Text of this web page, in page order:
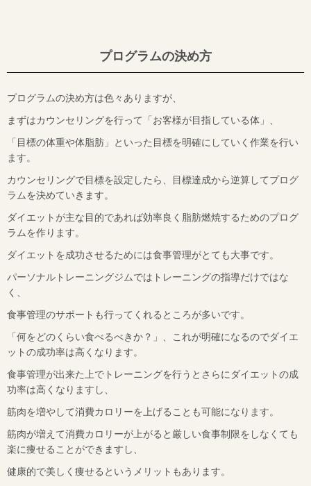
プログラムの決め方
プログラムの決め方は色々ありますが、
まずはカウンセリングを行って「お客様が目指している体」、
「目標の体重や体脂肪」といった目標を明確にしていく作業を行い
ます。
カウンセリングで目標を設定したら、目標達成から逆算してプログ
ラムを決めていきます。
ダイエットが主な目的であれば効率良く脂肪燃焼するためのプログ
ラムを作ります。
ダイエットを成功させるためには食事管理がとても大事です。
パーソナルトレーニングジムではトレーニングの指導だけではな
く、
食事管理のサポートも行ってくれるところが多いです。
「何をどのくらい食べるべきか？」、これが明確になるのでダイエ
ットの成功率は高くなります。
食事管理が出来た上でトレーニングを行うとさらにダイエットの成
功率は高くなりますし、
筋肉を増やして消費カロリーを上げることも可能になります。
筋肉が増えて消費カロリーが上がると厳しい食事制限をしなくても
楽に痩せることができますし、
健康的で美しく痩せるというメリットもあります。